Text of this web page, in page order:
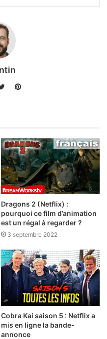
Pinterest
Dragons 2 (Netflix) :
pourquoi ce film d’animation
est un régal à regarder ?
3 septembre 2022
Cobra Kai saison 5 : Netflix a
mis en ligne la bande-
annonce